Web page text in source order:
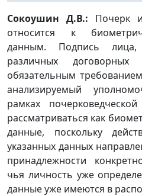
Сокоушин Д.В.: Почерк
относится к
данным. Подпись
различных договорных
обязательным
анализируемый
рамках
рассматриваться как
данные, поскольку
указанных данных
принадлежности
чья личность уже
данные уже имеются в